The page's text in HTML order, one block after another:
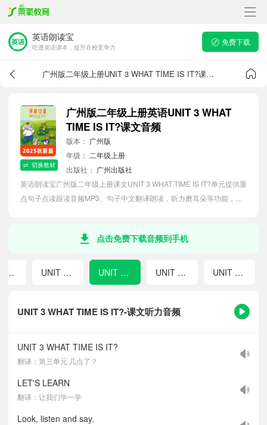
英语朗读宝
吃透英语课本，提升在校竞争力
免费下载
广州版二年级上册UNIT 3 WHAT TIME IS IT?课文音频
切换教材
广州版二年级上册英语UNIT 3 WHAT
TIME IS IT?课文音频
版本： 广州版
年级： 二年级上册
出版社： 广州出版社
英语朗读宝广州版二年级上册课文UNIT 3 WHAT TIME IS IT?单元提供重
点句子点读跟读音频MP3、句子中文翻译朗读，听力磨耳朵等功能，内
点击免费下载音频到手机
UNIT 3 WHAT TIME IS IT?-课文听力音频
UNIT 3 WHAT TIME IS IT?
翻译：第三单元 几点了？
LET'S LEARN
翻译：让我们学一学
Look, listen and say.
UNIT 1 WHAT CAN YOU DO? UNIT 2 WHAT'S FOR DINNER? UNIT 3 WHAT TIME IS IT? UNIT 4 I'M SKATING UNIT 5 MUM'S WASHING UP